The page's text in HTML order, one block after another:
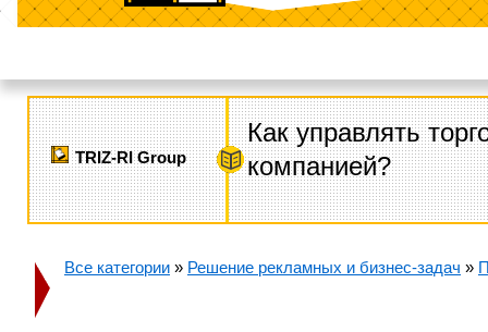
TRIZ-RI Group
Как управлять
компанией?
Все категории » Решение рекламных и бизнес-задач »